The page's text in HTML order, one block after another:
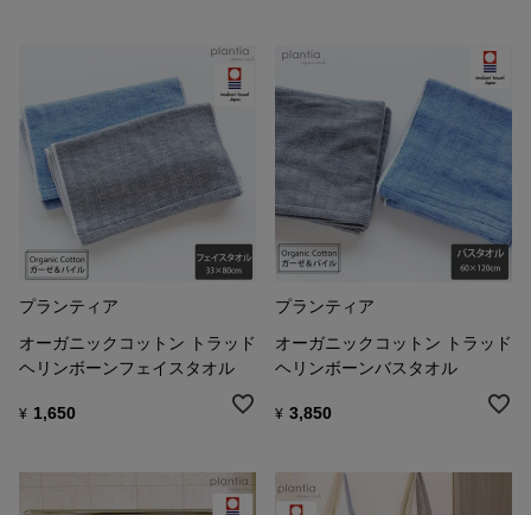
プランティア
オーガニックコットン トラッド
ヘリンボーンフェイスタオル
¥ 1,650
プランティア
オーガニックコットン トラッド
ヘリンボーンバスタオル
¥ 3,850